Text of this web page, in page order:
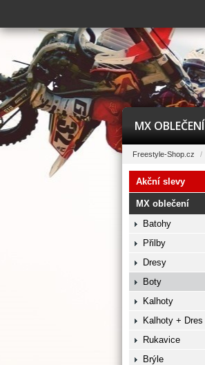
MX OBLEČENÍ
Freestyle-Shop.cz /
Akční slevy
MX oblečení
Batohy
Přilby
Dresy
Boty
Kalhoty
Kalhoty + Dres
Rukavice
Brýle